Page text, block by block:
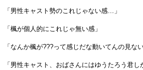
「男性キャスト勢のこれじゃない感…」
「楓が個人的にこれじゃ無い感」
「なんか楓が???って感じだな動いてんの見な
「男性キャスト、おばさんにはゆうたろう君